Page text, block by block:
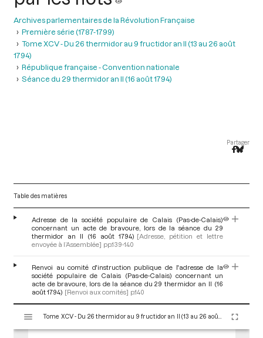
Archives parlementaires de la Révolution Française
Première série (1787-1799)
Tome XCV - Du 26 thermidor au 9 fructidor an II (13 au 26 août
1794)
République française - Convention nationale
Séance du 29 thermidor an II (16 août 1794)
Partager
Table des matières
Adresse de la société populaire de Calais (Pas-de-Calais)
concernant un acte de bravoure, lors de la séance du 29
thermidor an II (16 août 1794) [Adresse, pétition et lettre
envoyée à l’Assemblée] pp.139-140
Renvoi au comité d'instruction publique de l'adresse de la
société populaire de Calais (Pas-de-Calais) concernant un
acte de bravoure, lors de la séance du 29 thermidor an II (16
août 1794) [Renvoi aux comités] p.140
s